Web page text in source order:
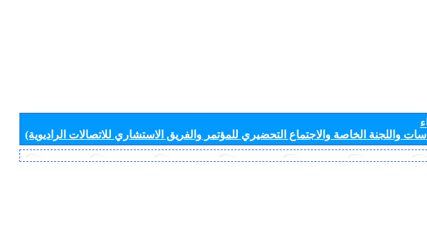
واللجنة الخاصة والاجتماع التحضيري للمؤتمر والفريق الاستشاري للاتصالات الراديوية)